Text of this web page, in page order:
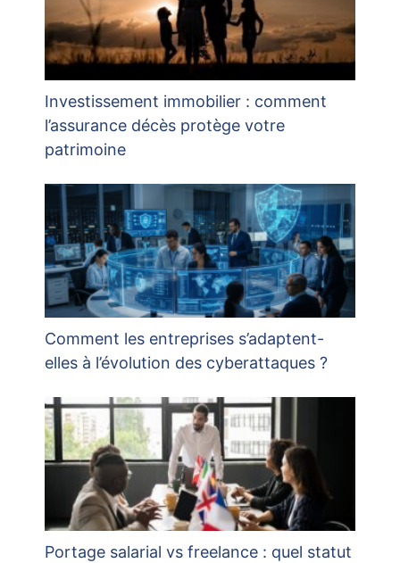
Investissement immobilier : comment
l’assurance décès protège votre
patrimoine
Comment les entreprises s’adaptent-
elles à l’évolution des cyberattaques ?
Portage salarial vs freelance : quel statut